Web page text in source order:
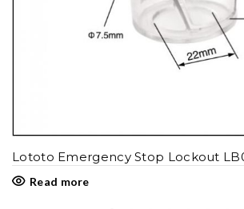
Lototo Emergency Stop Lockout
Read more